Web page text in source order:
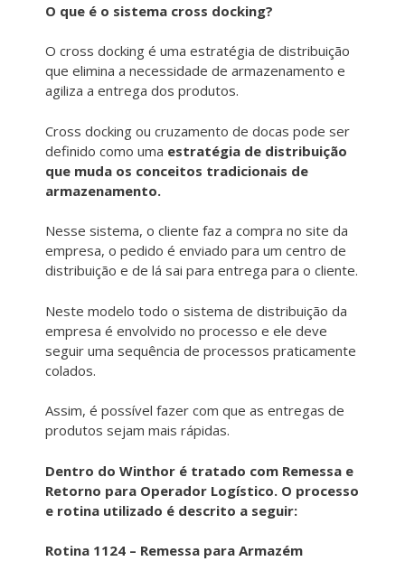
O que é o sistema cross docking?
O cross docking é uma estratégia de distribuição
que elimina a necessidade de armazenamento e
agiliza a entrega dos produtos.
Cross docking ou cruzamento de docas pode ser
definido como uma estratégia de distribuição
que muda os conceitos tradicionais de
armazenamento.
Nesse sistema, o cliente faz a compra no site da
empresa, o pedido é enviado para um centro de
distribuição e de lá sai para entrega para o cliente.
Neste modelo todo o sistema de distribuição da
empresa é envolvido no processo e ele deve
seguir uma sequência de processos praticamente
colados.
Assim, é possível fazer com que as entregas de
produtos sejam mais rápidas.
Dentro do Winthor é tratado com Remessa e
Retorno para Operador Logístico. O processo
e rotina utilizado é descrito a seguir:
Rotina 1124 – Remessa para Armazém